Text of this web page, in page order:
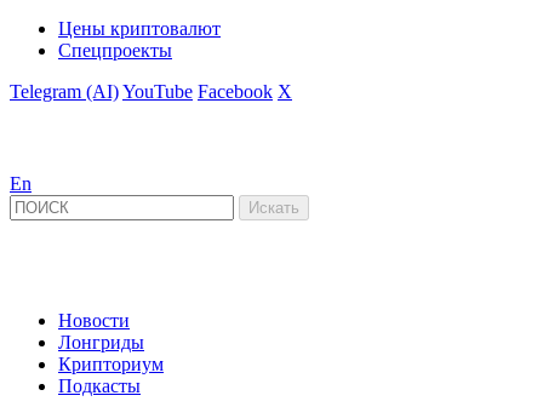
Цены криптовалют
Спецпроекты
Telegram (AI)YouTube Facebook X
En
Новости
Лонгриды
Крипториум
Подкасты